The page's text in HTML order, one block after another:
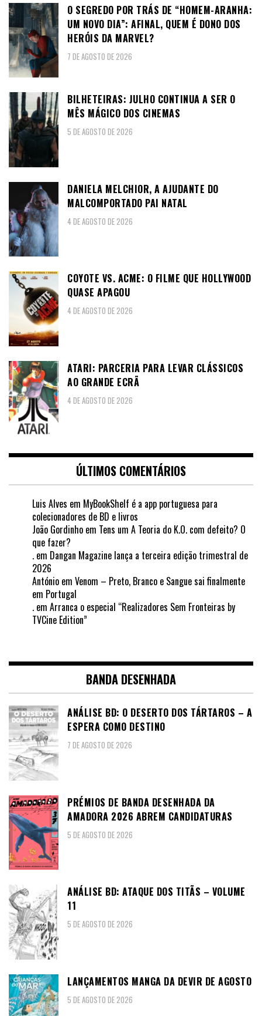
O SEGREDO POR TRÁS DE “HOMEM-ARANHA:
UM NOVO DIA”: AFINAL, QUEM É DONO DOS
HERÓIS DA MARVEL?
7 DE AGOSTO DE 2026
BILHETEIRAS: JULHO CONTINUA A SER O
MÊS MÁGICO DOS CINEMAS
5 DE AGOSTO DE 2026
DANIELA MELCHIOR, A AJUDANTE DO
MALCOMPORTADO PAI NATAL
4 DE AGOSTO DE 2026
COYOTE VS. ACME: O FILME QUE HOLLYWOOD
QUASE APAGOU
4 DE AGOSTO DE 2026
ATARI: PARCERIA PARA LEVAR CLÁSSICOS
AO GRANDE ECRÃ
4 DE AGOSTO DE 2026
ÚLTIMOS COMENTÁRIOS
Luis Alves em MyBookShelf é a app portuguesa para
colecionadores de BD e livros
João Gordinho em Tens um A Teoria do K.O. com defeito? O
que fazer?
. em Dangan Magazine lança a terceira edição trimestral de
2026
António em Venom – Preto, Branco e Sangue sai finalmente
em Portugal
. em Arranca o especial “Realizadores Sem Fronteiras by
TVCine Edition”
BANDA DESENHADA
ANÁLISE BD: O DESERTO DOS TÁRTAROS – A
ESPERA COMO DESTINO
7 DE AGOSTO DE 2026
PRÉMIOS DE BANDA DESENHADA DA
AMADORA 2026 ABREM CANDIDATURAS
5 DE AGOSTO DE 2026
ANÁLISE BD: ATAQUE DOS TITÃS – VOLUME
11
5 DE AGOSTO DE 2026
LANÇAMENTOS MANGA DA DEVIR DE AGOSTO
5 DE AGOSTO DE 2026